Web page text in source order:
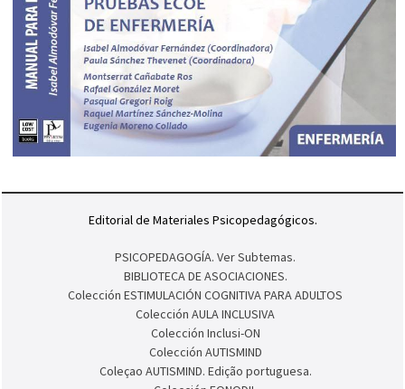
Editorial de Materiales Psicopedagógicos.
PSICOPEDAGOGÍA. Ver Subtemas.
BIBLIOTECA DE ASOCIACIONES.
Colección ESTIMULACIÓN COGNITIVA PARA ADULTOS